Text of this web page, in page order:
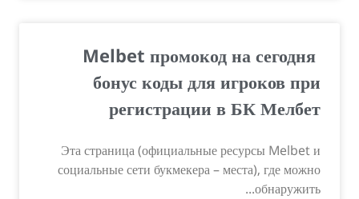
Melbet промокод на сегодня ️
бонус коды для игроков при
регистрации в БК Мелбет
Эта страница (официальные ресурсы Melbet и
социальные сети букмекера – места), где можно
обнаружить...